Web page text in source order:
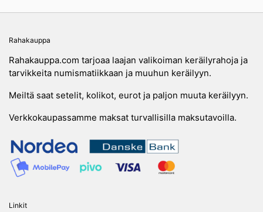
Rahakauppa
Rahakauppa.com tarjoaa laajan valikoiman keräilyrahoja ja
tarvikkeita numismatiikkaan ja muuhun keräilyyn.
Meiltä saat setelit, kolikot, eurot ja paljon muuta keräilyyn.
Verkkokaupassamme maksat turvallisilla maksutavoilla.
Linkit